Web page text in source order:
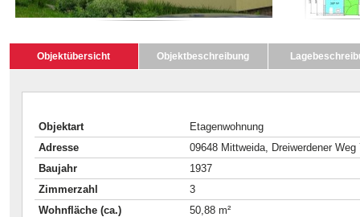
Objektübersicht Objektbeschreibung
Objektart
Etagenwohnung
Adresse
09648 Mittweida, Dreiwerdener Weg
Baujahr
1937
Zimmerzahl
3
Wohnfläche (ca.)
50,88 m²